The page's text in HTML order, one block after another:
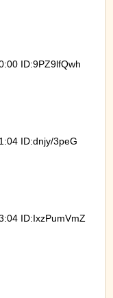
ID:9PZ9lfQwh
ID:dnjy/3peG
ID:IxzPumVmZ